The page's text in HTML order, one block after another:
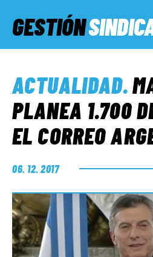
GESTIÓN
SERVICIOS SOCIALES
INFORMES
FUERA DE MEGÁFONO
EL LADO «G»
ACTUALIDAD.
PLANEA 1.700
EL CORREO
06. 12. 2017